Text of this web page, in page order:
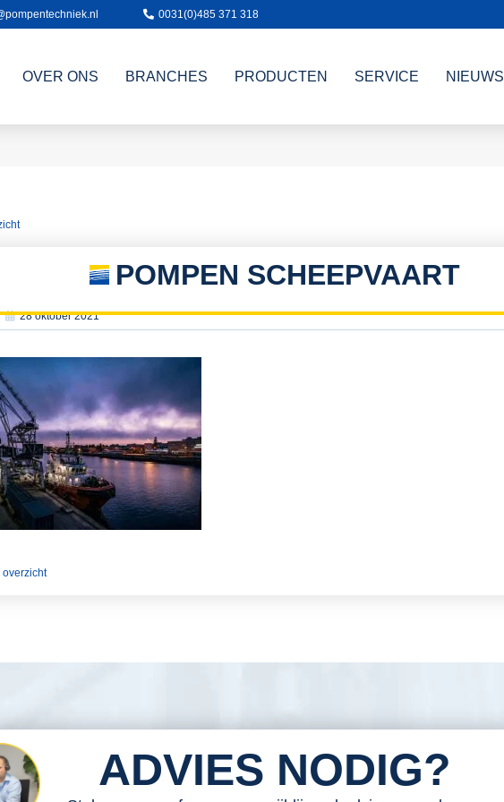
0031(0)485 371 318
OVER ONS BRANCHES PRODUCTEN SERVICE NIEUWS
POMPEN SCHEEPVAART
28 oktober 2021
overzicht
ADVIES NODIG?